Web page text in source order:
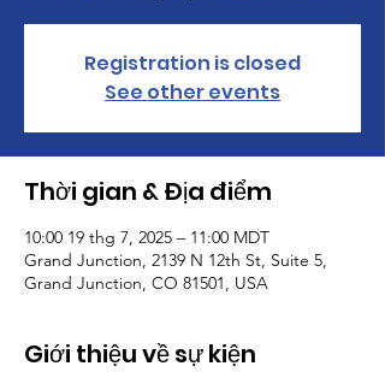
Registration is closed
See other events
Thời gian & Địa điểm
10:00 19 thg 7, 2025 – 11:00 MDT
Grand Junction, 2139 N 12th St, Suite 5,
Grand Junction, CO 81501, USA
Giới thiệu về sự kiện